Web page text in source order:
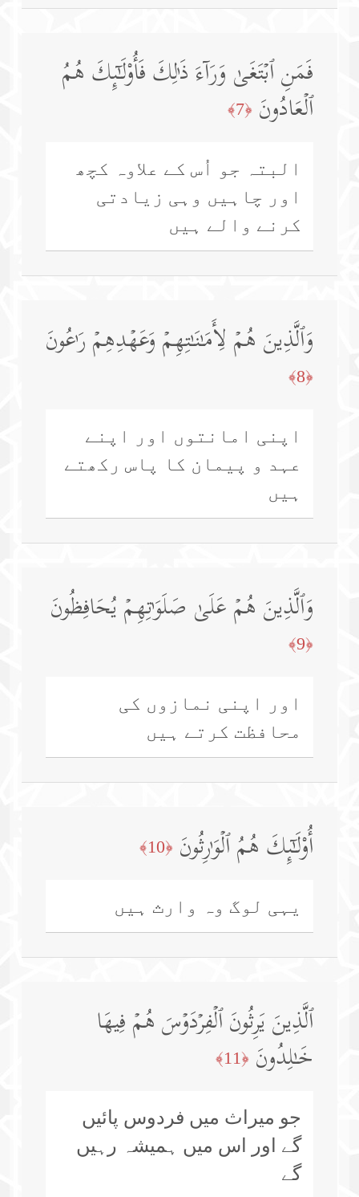
فَمَنِ ٱبۡتَغَىٰ وَرَاۤءَ ذَ ٰ⁠لِكَ فَأُو۟لَـٰۤىِٕكَ هُمُ
ٱلۡعَادُونَ ﴿7﴾
البتہ جو اُس کے علاوہ کچھ
اور چاہیں وہی زیادتی
کرنے والے ہیں
وَٱلَّذِینَ هُمۡ لِأَمَـٰنَـٰتِهِمۡ وَعَهۡدِهِمۡ رَ ٰ⁠عُونَ
﴿8﴾
اپنی امانتوں اور اپنے
عہد و پیمان کا پاس رکھتے
ہیں
وَٱلَّذِینَ هُمۡ عَلَىٰ صَلَوَ ٰ⁠تِهِمۡ یُحَافِظُونَ
﴿9﴾
اور اپنی نمازوں کی
محافظت کرتے ہیں
أُو۟لَـٰۤىِٕكَ هُمُ ٱلۡوَ ٰ⁠رِثُونَ ﴿10﴾
یہی لوگ وہ وارث ہیں
ٱلَّذِینَ یَرِثُونَ ٱلۡفِرۡدَوۡسَ هُمۡ فِیهَا
خَـٰلِدُونَ ﴿11﴾
جو میراث میں فردوس پائیں
گے اور اس میں ہمیشہ رہیں
گے